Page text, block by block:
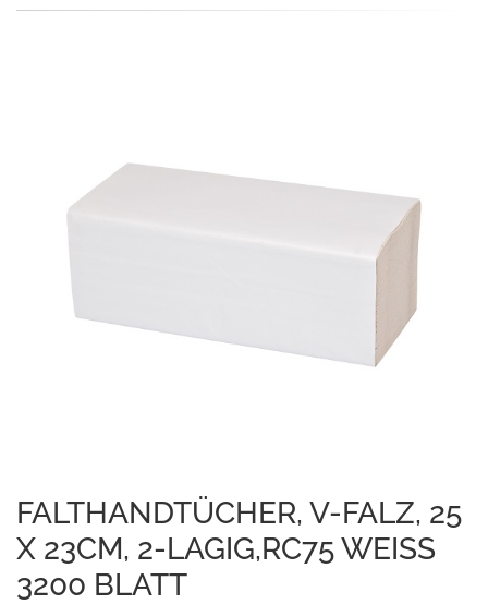
FALTHANDTÜCHER, V-FALZ, 25
X 23CM, 2-LAGIG,RC75 WEISS 3
200 BLATT